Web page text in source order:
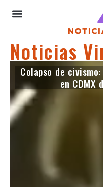
Noticias
Colapso de
en CDMX